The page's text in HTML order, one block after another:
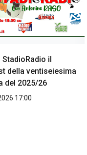
StadioRadio il
della ventiseiesima
del 2025/26
17:00